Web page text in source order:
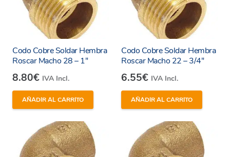
Agua refrigeración
Temperatura de servicio: +5ºC
Presión de servicio: 10 bar
Agua sanitaria
Temperatura de servicio: +95ºC
Presión de servicio: 16 bar
Calefacción (50% agua – 50% glicol)
Temperatura de servicio: +110ºC
Codo Cobre Soldar Hembra
Roscar Macho 28 – 1″
8.80€ IVA Incl.
AÑADIR AL CARRITO
Codo Cobre Soldar Hembra
Roscar Macho 22 – 3/4″
6.55€ IVA Incl.
AÑADIR AL CARRITO